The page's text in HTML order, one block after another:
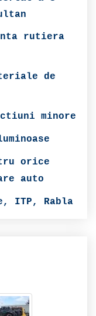
rutiera
de
minore
orice
auto
ITP, Rabla